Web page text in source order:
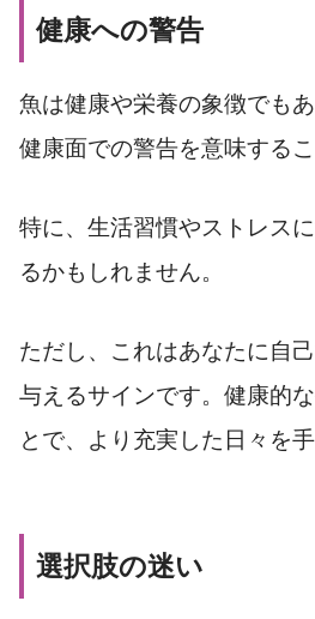
健康への警告
魚は健康や栄養の象徴でも
健康面での警告を意味するこ
特に、生活習慣やストレス
るかもしれません。
ただし、これはあなたに自
与えるサインです。健康的
とで、より充実した日々を
選択肢の迷い